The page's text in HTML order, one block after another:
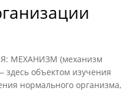
МЕХАНИЗМ (механизм
объектом изучения
нормального организма,